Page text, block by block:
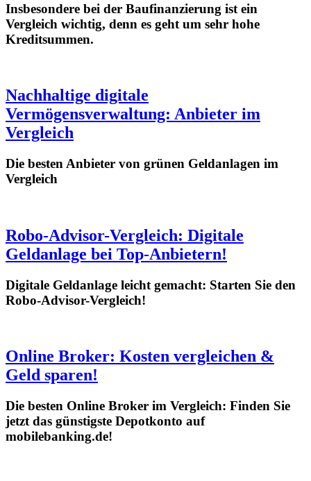
Insbesondere bei der Baufinanzierung ist ein
Vergleich wichtig, denn es geht um sehr hohe
Kreditsummen.
Nachhaltige digitale
Vermögensverwaltung: Anbieter im
Vergleich
Die besten Anbieter von grünen Geldanlagen im
Vergleich
Robo-Advisor-Vergleich: Digitale
Geldanlage bei Top-Anbietern!
Digitale Geldanlage leicht gemacht: Starten Sie den
Robo-Advisor-Vergleich!
Online Broker: Kosten vergleichen &
Geld sparen!
Die besten Online Broker im Vergleich: Finden Sie
jetzt das günstigste Depotkonto auf
mobilebanking.de!